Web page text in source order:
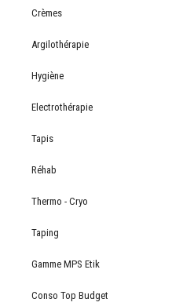
Crèmes
Argilothérapie
Hygiène
Electrothérapie
Tapis
Réhab
Thermo - Cryo
Taping
Gamme MPS Etik
Conso Top Budget